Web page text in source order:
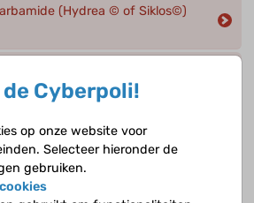
(Hydrea © of Siklos©)
sikkelcelcrisis op ieder
nemen?
met de gangbare
de Cyberpoli!
op onze website voor
Selecteer hieronder de
gebruiken.